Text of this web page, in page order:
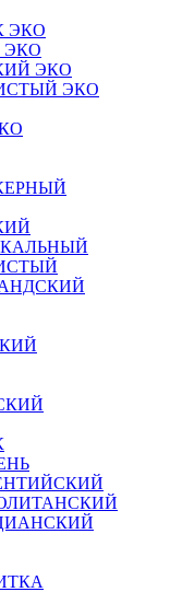
ЭКО
ЭКО
ЭКО
ЭКО